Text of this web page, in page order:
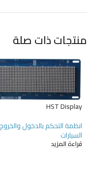
منتجات ذات صلة
HST Display
انظمة التحكم بالدخول والخروج
السيارات
قراءة المزيد